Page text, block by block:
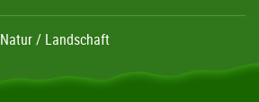
Natur / Landschaft